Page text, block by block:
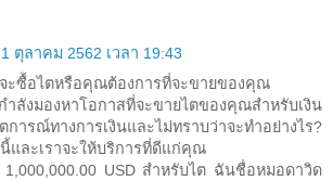
1 ตุลาคม 2562 เวลา 19:43
ะซื้อไตหรือคุณต้องการที่จะขายของคุณ
มองหาโอกาสที่จะขายไตของคุณสำหรับเงิน
การณ์ทางการเงินและไม่ทราบว่าจะทำอย่างไร?
และเราจะให้บริการที่ดีแก่คุณ
USD สำหรับไต ฉันชื่อหมอดาวิด